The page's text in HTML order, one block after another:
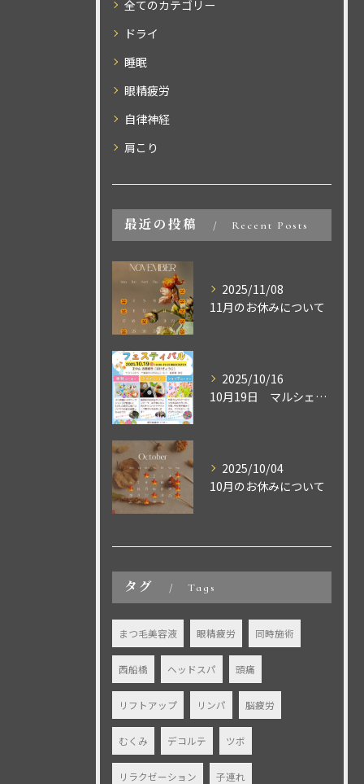
全てのカテゴリー
ドライ
睡眠
眼精疲労
自律神経
肩こり
最近の投稿 Recent Posts
2025/11/08
11月のお休みについて
2025/10/16
10月19日 マルシェ出店致します♪
2025/10/04
10月のお休みについて
タグ Tags
まつ毛美容液 眼精疲労 同時施術
西船橋 ヘッドスパ 頭痛
リフトアップ リンパ 脳疲労
むくみ デコルテ ツボ
リラクゼーション 子連れ